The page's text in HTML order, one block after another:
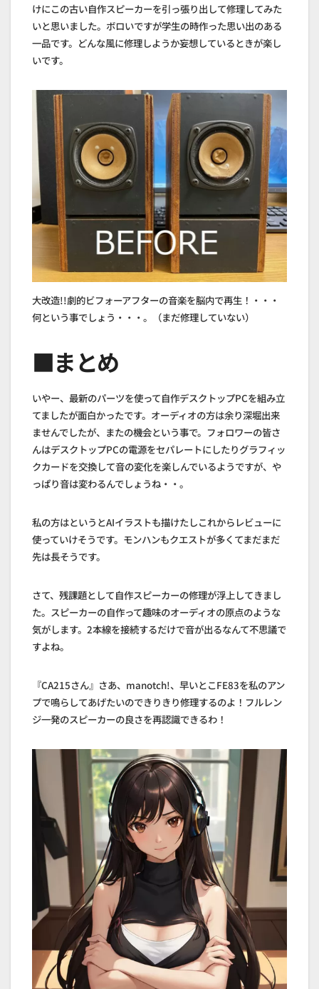
けにこの古い自作スピーカーを引っ張り出して修理してみた
いと思いました。ボロいですが学生の時作った思い出のある
一品です。どんな風に修理しようか妄想しているときが楽し
いです。
大改造!!劇的ビフォーアフターの音楽を脳内で再生！・・・
何という事でしょう・・・。（まだ修理していない）
■まとめ
いやー、最新のパーツを使って自作デスクトップPCを組み立
てましたが面白かったです。オーディオの方は余り深堀出来
ませんでしたが、またの機会という事で。フォロワーの皆さ
んはデスクトップPCの電源をセパレートにしたりグラフィッ
クカードを交換して音の変化を楽しんでいるようですが、や
っぱり音は変わるんでしょうね・・。
私の方はというとAIイラストも描けたしこれからレビューに
使っていけそうです。モンハンもクエストが多くてまだまだ
先は長そうです。
さて、残課題として自作スピーカーの修理が浮上してきまし
た。スピーカーの自作って趣味のオーディオの原点のような
気がします。2本線を接続するだけで音が出るなんて不思議で
すよね。
『CA215さん』さあ、manotch!、早いとこFE83を私のアン
プで鳴らしてあげたいのできりきり修理するのよ！フルレン
ジ一発のスピーカーの良さを再認識できるわ！